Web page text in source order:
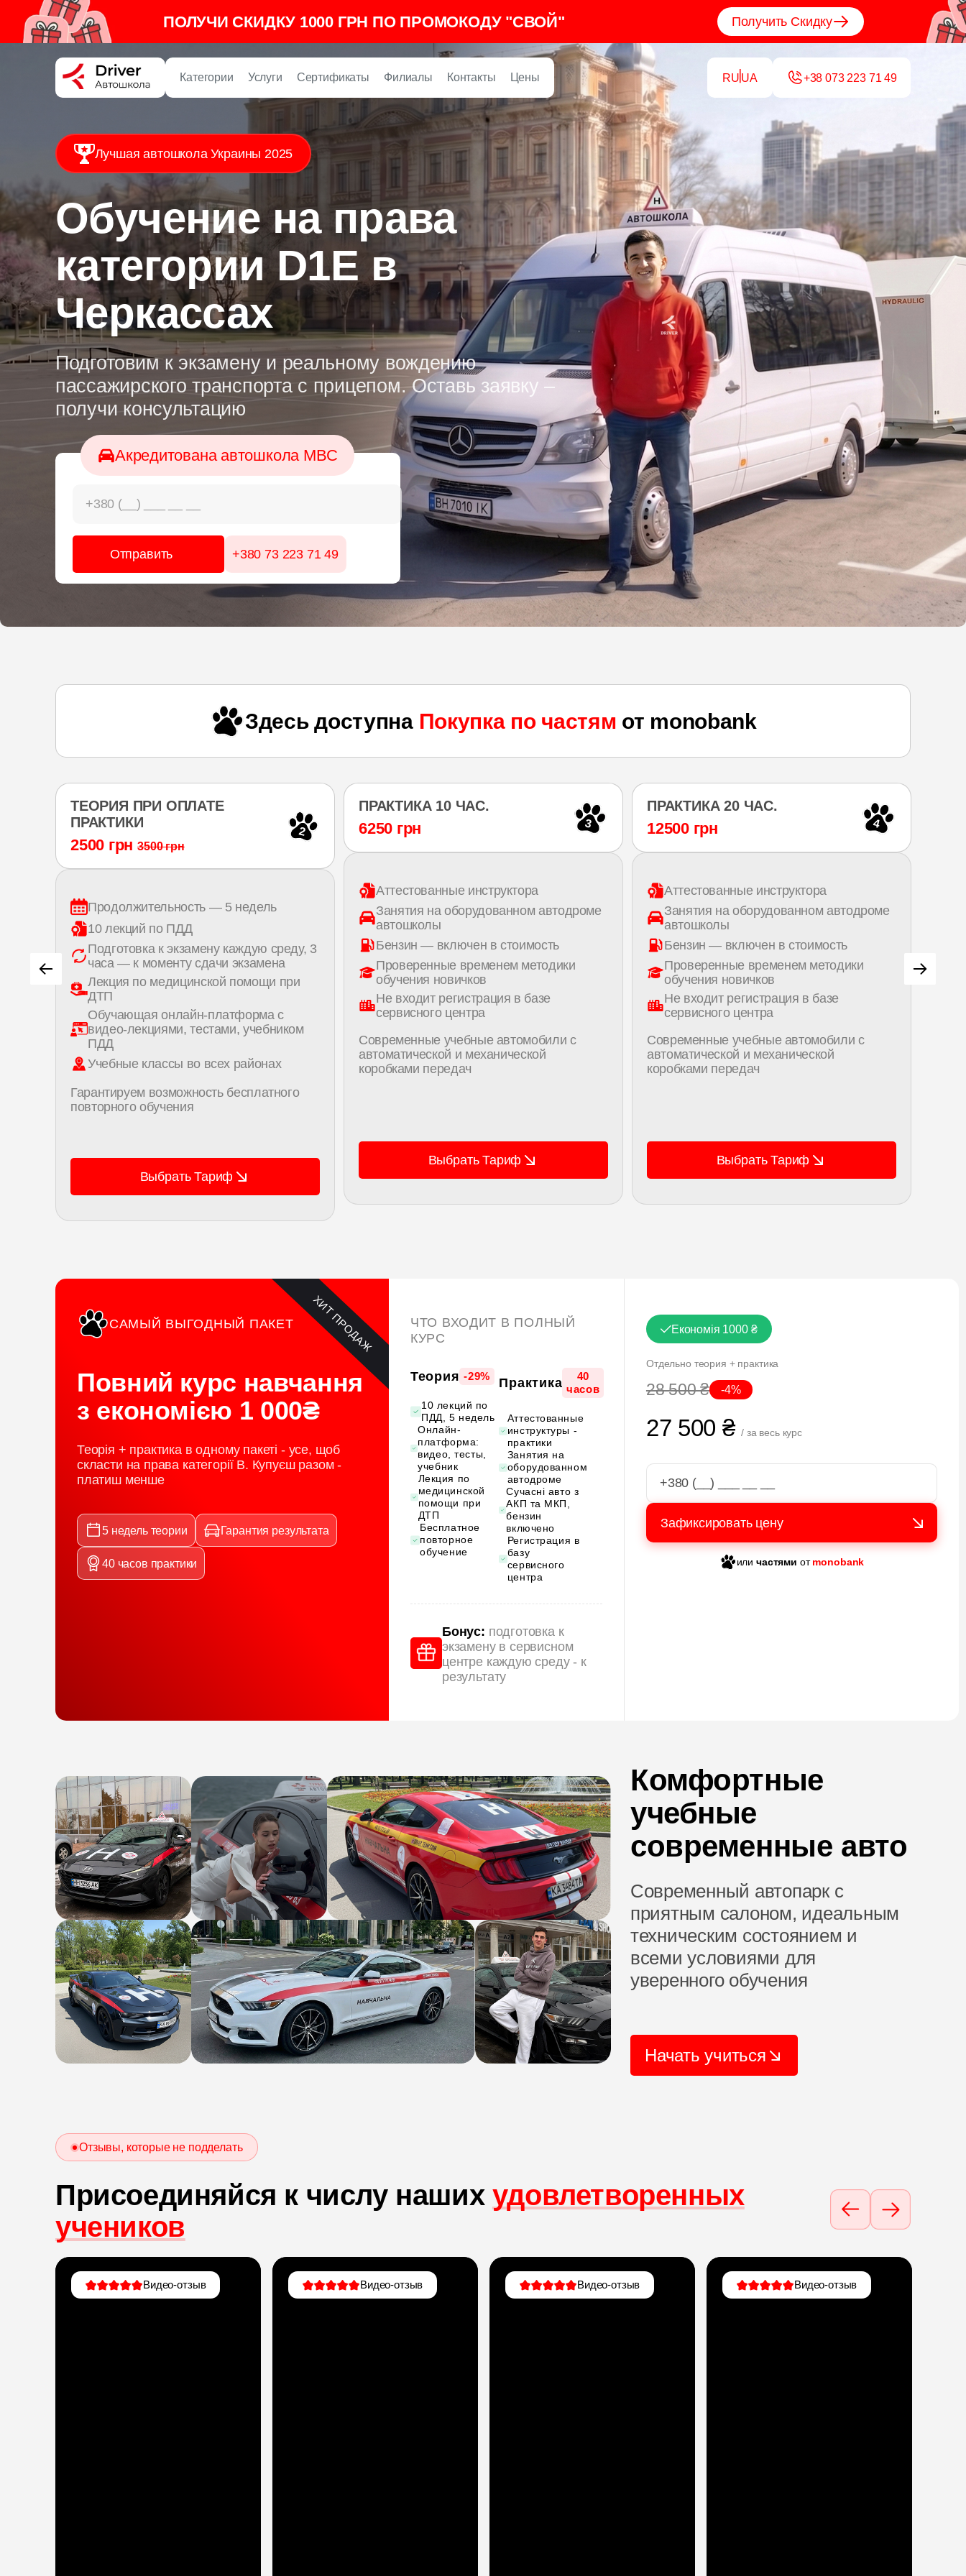
ПОЛУЧИ СКИДКУ 1000 ГРН ПО ПРОМОКОДУ "СВОЙ" Получить Скидку
Категории Услуги Сертификаты Филиалы Контакты Цены RU UA +38 073 223 71 49
Лучшая автошкола Украины 2025
Обучение на права
категории D1E в
Черкассах
Подготовим к экзамену и реальному вождению
пассажирского транспорта с прицепом. Оставь заявку –
получи консультацию
Акредитована автошкола МВС
+380 73 223 71 49
Здесь доступна Покупка по частям от monobank
ТЕОРИЯ ПРИ ОПЛАТЕ
ПРАКТИКИ
2500 грн3500 грн
2
Продолжительность — 5 недель
10 лекций по ПДД
Подготовка к экзамену каждую среду, 3
часа — к моменту сдачи экзамена
Лекция по медицинской помощи при
ДТП
Обучающая онлайн-платформа с
видео-лекциями, тестами, учебником
ПДД
Учебные классы во всех районах
Гарантируем возможность бесплатного
повторного обучения
Выбрать Тариф
ПРАКТИКА 10 ЧАС.
6250 грн 3
Аттестованные инструктора
Занятия на оборудованном автодроме
автошколы
Бензин — включен в стоимость
Проверенные временем методики
обучения новичков
Не входит регистрация в базе
сервисного центра
Современные учебные автомобили с
автоматической и механической
коробками передач
Выбрать Тариф
ПРАКТИКА 20 ЧАС.
12500 грн 4
Аттестованные инструктора
Занятия на оборудованном автодроме
автошколы
Бензин — включен в стоимость
Проверенные временем методики
обучения новичков
Не входит регистрация в базе
сервисного центра
Современные учебные автомобили с
автоматической и механической
коробками передач
Выбрать Тариф
САМЫЙ ВЫГОДНЫЙ ПАКЕТ
Повний курс навчання
з економією 1 000₴
Теорія + практика в одному пакеті - усе, щоб
скласти на права категорії B. Купуєш разом -
платиш менше
5 недель теории Гарантия результата
40 часов практики
ХИТ ПРОДАЖ
ЧТО ВХОДИТ В ПОЛНЫЙ
КУРС
Теория -29%
10 лекций по
ПДД, 5 недель
Онлайн-
платформа:
видео, тесты,
учебник
Лекция по
медицинской
помощи при
ДТП
Бесплатное
повторное
обучение
Практика
40
часов
Аттестованные
инструктуры -
практики
Занятия на
оборудованном
автодроме
Сучасні авто з
АКП та МКП,
бензин
включено
Регистрация в
базу
сервисного
центра
Бонус: подготовка к
экзамену в сервисном
центре каждую среду - к
результату
Економія 1000 ₴
Отдельно теория + практика
28 500 ₴ -4%
27 500 ₴ / за весь курс
или частями отmonobank
Комфортные
учебные
современные авто
Современный автопарк с
приятным салоном, идеальным
техническим состоянием и
всеми условиями для
уверенного обучения
Начать учиться
Отзывы, которые не подделать
Присоединяйся к числу наших удовлетворенных
учеников
Видео-отзыв Видео-отзыв Видео-отзыв Видео-отзыв